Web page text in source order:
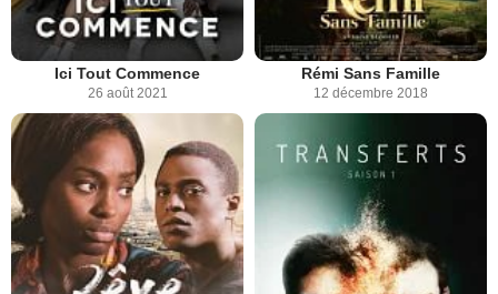
Ici Tout Commence
26 août 2021
Rémi Sans Famille
12 décembre 2018